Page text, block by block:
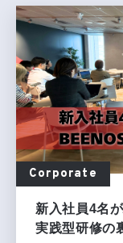
Corporate
新入社員4名
実践型研修の